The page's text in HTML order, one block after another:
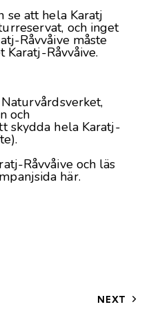
se att hela Karatj
och inget
Råvvåive måste
Råvvåive.
och
skydda hela Karatj-
Råvvåiveoch läs
här.
NEXT